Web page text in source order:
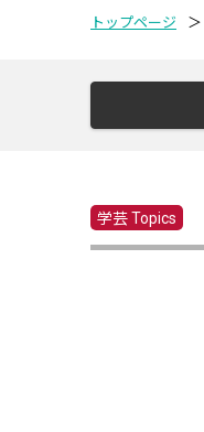
トップページ ＞
学芸 Topics